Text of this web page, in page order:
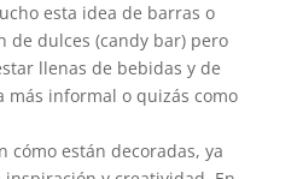
esta idea de barras o
de dulces (candy bar) pero
llenas de bebidas y de
más informal o quizás como
cómo están decoradas, ya